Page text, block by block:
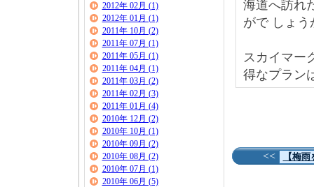
2012年 02月 (1)
2012年 01月 (1)
2011年 10月 (2)
2011年 07月 (1)
2011年 05月 (1)
2011年 04月 (1)
2011年 03月 (2)
2011年 02月 (3)
2011年 01月 (4)
2010年 12月 (2)
2010年 10月 (1)
2010年 09月 (2)
2010年 08月 (2)
2010年 07月 (1)
2010年 06月 (5)
海道へ訪れ
がで しょう
スカイマー
得なプラン
<< 【梅